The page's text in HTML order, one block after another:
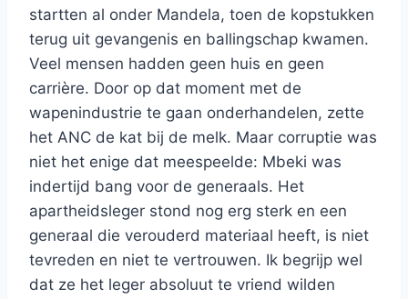
startten al onder Mandela, toen de kopstukken
terug uit gevangenis en ballingschap kwamen.
Veel mensen hadden geen huis en geen
carrière. Door op dat moment met de
wapenindustrie te gaan onderhandelen, zette
het ANC de kat bij de melk. Maar corruptie was
niet het enige dat meespeelde: Mbeki was
indertijd bang voor de generaals. Het
apartheidsleger stond nog erg sterk en een
generaal die verouderd materiaal heeft, is niet
tevreden en niet te vertrouwen. Ik begrijp wel
dat ze het leger absoluut te vriend wilden